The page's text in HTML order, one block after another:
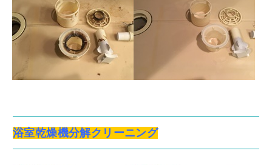
浴室乾燥機分解クリーニング